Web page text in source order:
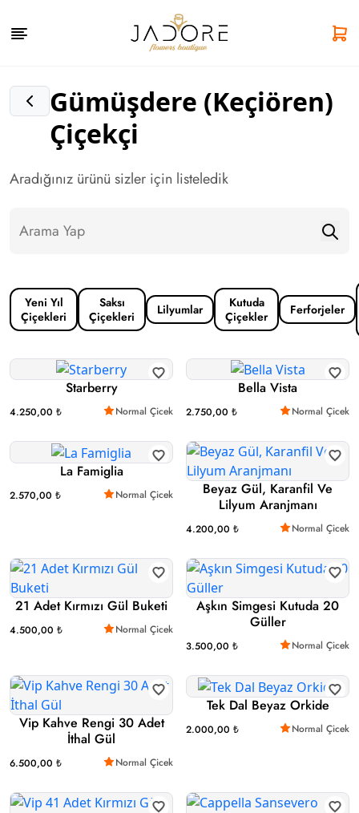
Gümüşdere (Keçiören)
Çiçekçi
Aradığınız ürünü sizler için listeledik
Yeni Yıl
Çiçekleri
Saksı
Çiçekleri
Lilyumlar
Kutuda
Çiçekler
Ferforjeler
Starberry
4.250,00 ₺ Normal Çicek
Bella Vista
2.750,00 ₺ Normal Çicek
La Famiglia
2.570,00 ₺ Normal Çicek
Beyaz Gül, Karanfil Ve
Lilyum Aranjmanı
4.200,00 ₺ Normal Çicek
21 Adet Kırmızı Gül Buketi
4.500,00 ₺ Normal Çicek
Aşkın Simgesi Kutuda 20
Güller
3.500,00 ₺ Normal Çicek
Vip Kahve Rengi 30 Adet
İthal Gül
6.500,00 ₺ Normal Çicek
Tek Dal Beyaz Orkide
2.000,00 ₺ Normal Çicek